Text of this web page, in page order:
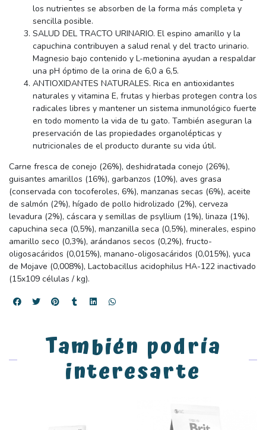
los nutrientes se absorben de la forma más completa y
sencilla posible.
SALUD DEL TRACTO URINARIO. El espino amarillo y la
capuchina contribuyen a salud renal y del tracto urinario.
Magnesio bajo contenido y L-metionina ayudan a respaldar
una pH óptimo de la orina de 6,0 a 6,5.
ANTIOXIDANTES NATURALES. Rica en antioxidantes
naturales y vitamina E, frutas y hierbas protegen contra los
radicales libres y mantener un sistema inmunológico fuerte
en todo momento la vida de tu gato. También aseguran la
preservación de las propiedades organolépticas y
nutricionales de el producto durante su vida útil.
Carne fresca de conejo (26%), deshidratada conejo (26%),
guisantes amarillos (16%), garbanzos (10%), aves grasa
(conservada con tocoferoles, 6%), manzanas secas (6%), aceite
de salmón (2%), hígado de pollo hidrolizado (2%), cerveza
levadura (2%), cáscara y semillas de psyllium (1%), linaza (1%),
capuchina seca (0,5%), manzanilla seca (0,5%), minerales, espino
amarillo seco (0,3%), arándanos secos (0,2%), fructo-
oligosacáridos (0,015%), manano-oligosacáridos (0,015%), yuca
de Mojave (0,008%), Lactobacillus acidophilus HA-122 inactivado
(15x109 células / kg).
También podría
interesarte